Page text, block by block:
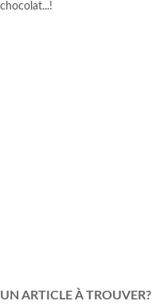
chocolat...!
UN ARTICLE À TROUVER?